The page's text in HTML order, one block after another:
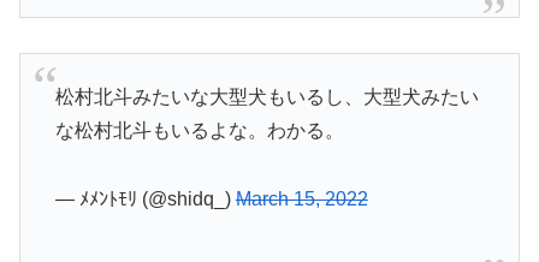
松村北斗みたいな大型犬もいるし、大型犬みたい
な松村北斗もいるよな。わかる。
— ﾒﾒﾝﾄﾓﾘ (@shidq_)March 15, 2022